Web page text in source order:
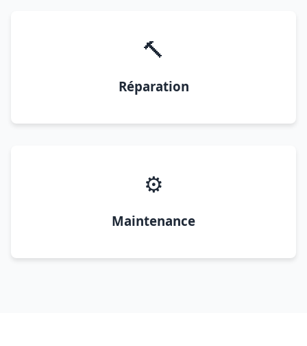
🔨
Réparation
⚙️
Maintenance